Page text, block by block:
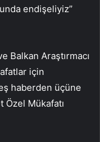
endişeliyiz”
Balkan Araştırmacı
için
haberden üçüne
Özel Mükafatı